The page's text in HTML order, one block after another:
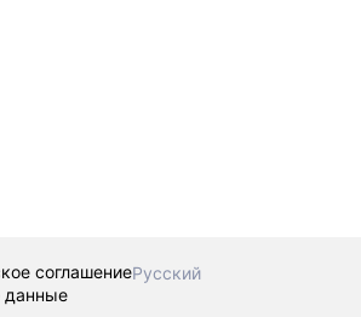
соглашениеРусский
данные